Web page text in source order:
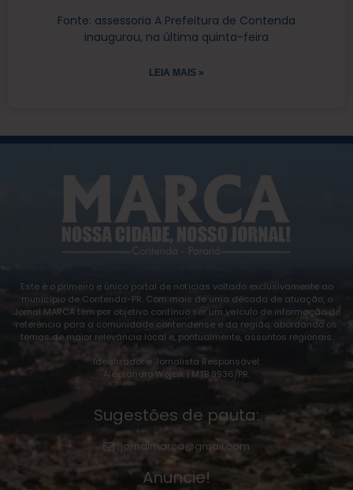
Fonte: assessoria A Prefeitura de Contenda
inaugurou, na última quinta-feira
LEIA MAIS »
Este é o primeiro e único portal de notícias voltado exclusivamente ao
município de Contenda-PR. Com mais de uma década de atuação, o
Jornal MARCA tem por objetivo contínuo ser um veículo de informação de
referência para a comunidade contendense e da região, abordando os
temas de maior relevância local e, pontualmente, assuntos regionais.
Idealizador e Jornalista Responsável:
Alexsandro Wojcik | MTB 9936/PR.
Sugestões de pauta:
jornalmarca@gmail.com
Anuncie!